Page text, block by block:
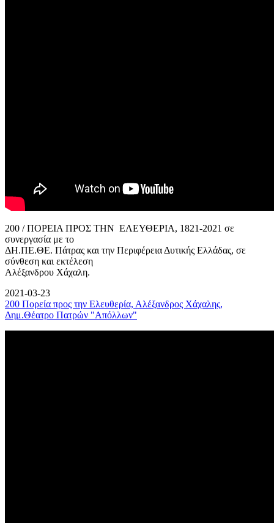
200 / ΠΟΡΕΙΑ ΠΡΟΣ ΤΗΝ ΕΛΕΥΘΕΡΙΑ, 1821-2021 σε
συνεργασία με το
ΔΗ.ΠΕ.ΘΕ. Πάτρας και την Περιφέρεια Δυτικής Ελλάδας, σε
σύνθεση και εκτέλεση
Αλέξανδρου Χάχαλη.
2021-03-23
200 Πορεία προς την Ελευθερία, Αλέξανδρος Χάχαλης,
Δημ.Θέατρο Πατρών "Απόλλων"